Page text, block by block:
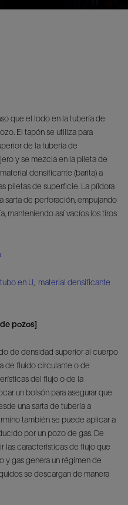
que el lodo en la tubería de
El tapón se utiliza para
de la tubería de
y se mezcla en la pileta de
densificante (barita) a
piletas de superficie. La píldora
sarta de perforación, empujando
manteniendo así vacíos los tiros
en U material densificante
pozos]
de densidad superior al cuerpo
de fluido circulante o de
del flujo o de la
un bolsón para asegurar que
una sarta de tubería a
también se puede aplicar a
por un pozo de gas. De
las características de flujo que
y gas genera un régimen de
se descargan de manera